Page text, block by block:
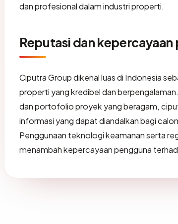
dan profesional dalam industri properti.
Reputasi dan
Ciputra Group dikenal luas di Indonesia
properti yang kredibel dan
dan portofolio proyek yang beragam,
informasi yang dapat diandalkan bagi
Penggunaan teknologi keamanan serta
menambah kepercayaan pengguna